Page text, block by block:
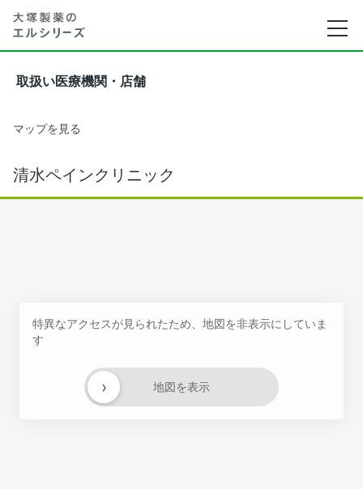
取扱い医療機関・店舗
マップを見る
清水ペインクリニック
特異なアクセスが見られたため、地図を非表示にしていま
す
地図を表示
›